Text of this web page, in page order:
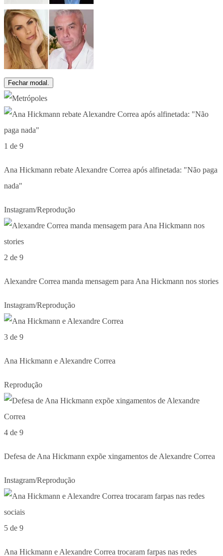
Fechar modal.
1 de 9
Ana Hickmann rebate Alexandre Correa após alfinetada: "Não paga
nada"
Instagram/Reprodução
2 de 9
Alexandre Correa manda mensagem para Ana Hickmann nos stories
Instagram/Reprodução
3 de 9
Ana Hickmann e Alexandre Correa
Reprodução
4 de 9
Defesa de Ana Hickmann expõe xingamentos de Alexandre Correa
Instagram/Reprodução
5 de 9
Ana Hickmann e Alexandre Correa trocaram farpas nas redes